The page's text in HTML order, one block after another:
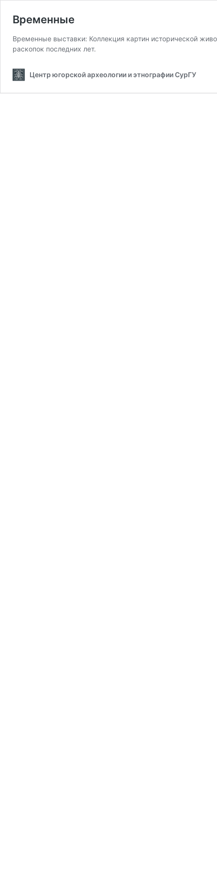
Временные
Временные выставки: Коллекция картин исторической
раскопок последних лет.
Центр югорской археологии и этнографии СурГУ